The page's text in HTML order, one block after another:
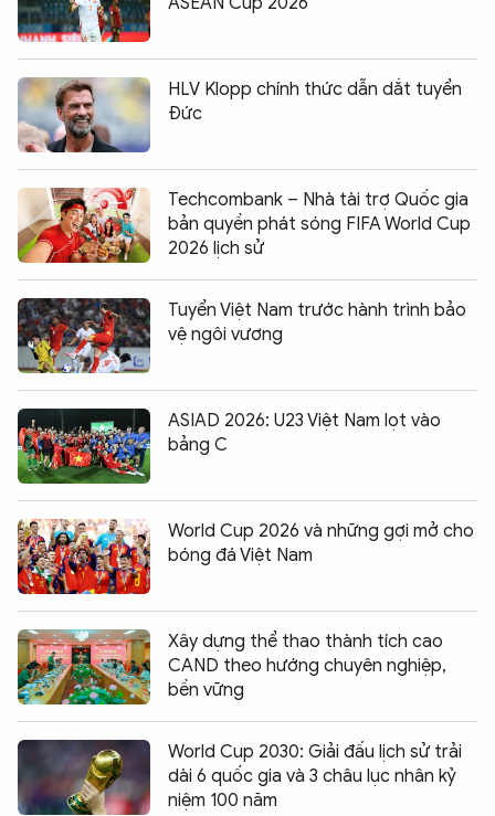
HLV Klopp chính thức dẫn dắt tuyển
Đức
Techcombank – Nhà tài trợ Quốc gia
bản quyền phát sóng FIFA World Cup
2026 lịch sử
Tuyển Việt Nam trước hành trình bảo
vệ ngôi vương
ASIAD 2026: U23 Việt Nam lọt vào
bảng C
World Cup 2026 và những gợi mở cho
bóng đá Việt Nam
Xây dựng thể thao thành tích cao
CAND theo hướng chuyên nghiệp,
bền vững
World Cup 2030: Giải đấu lịch sử trải
dài 6 quốc gia và 3 châu lục nhân kỷ
niệm 100 năm